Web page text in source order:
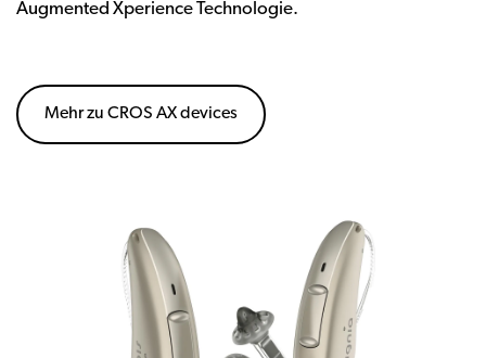
Augmented Xperience Technologie.
Mehr zu CROS AX devices